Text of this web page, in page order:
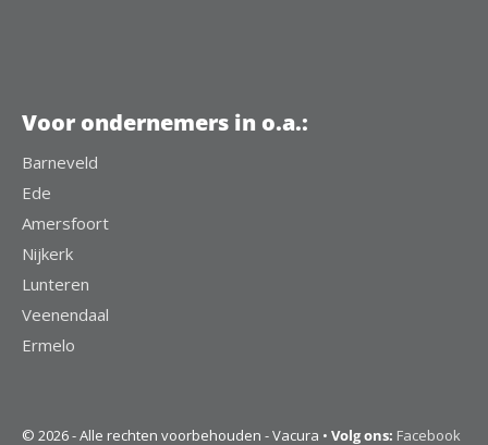
Voor ondernemers in o.a.:
Barneveld
Ede
Amersfoort
Nijkerk
Lunteren
Veenendaal
Ermelo
© 2026 - Alle rechten voorbehouden - Vacura • Volg ons: Facebook